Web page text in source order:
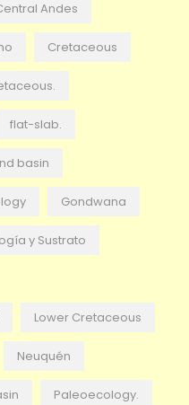
Andes
Cretaceous
flat-slab.
basin
Gondwana
y Sustrato
Lower Cretaceous
Neuquén
Paleoecology.